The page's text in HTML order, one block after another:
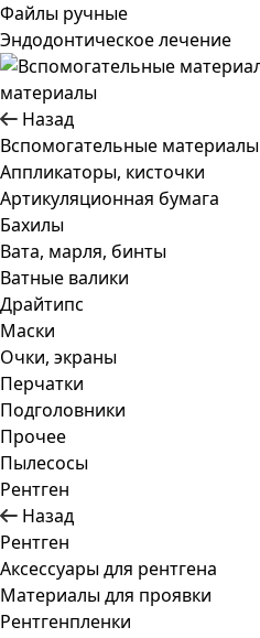
Файлы ручные
Эндодонтическое лечение
материалы
Назад
Вспомогательные материалы
Аппликаторы, кисточки
Артикуляционная бумага
Бахилы
Вата, марля, бинты
Ватные валики
Драйтипс
Маски
Очки, экраны
Перчатки
Подголовники
Прочее
Пылесосы
Рентген
Назад
Рентген
Аксессуары для рентгена
Материалы для проявки
Рентгенпленки